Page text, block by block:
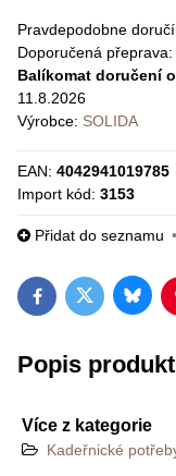
Pravdepodobne
Balíkomat doručení
11.8.2026
Výrobce: SOLIDA
EAN: 4042941019785
Import kód: 3153
Přidat do seznamu
FacebookTwitter
Popis
Více z kategorie
Kadeřnické